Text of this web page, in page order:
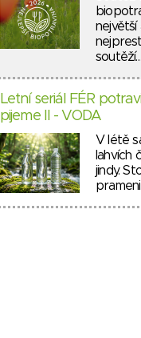
největší
soutěží…
Letní seriál FÉR
pijeme II - VODA
V létě
lahvích
jindy.